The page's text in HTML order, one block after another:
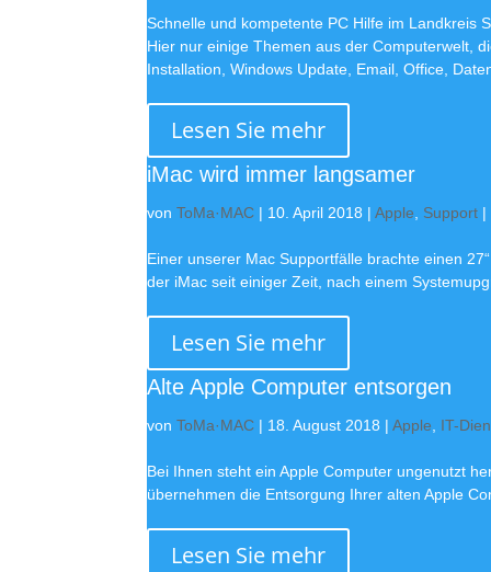
Schnelle und kompetente PC Hilfe im Landkreis
Hier nur einige Themen aus der Computerwelt,
Installation, Windows Update, Email, Office,
Lesen Sie mehr
iMac wird immer langsamer
vonToMa·MAC | 10. April 2018 |Apple Support |
Einer unserer Mac Supportfälle brachte einen
der iMac seit einiger Zeit, nach einem
Lesen Sie mehr
Alte Apple Computer entsorgen
vonToMa·MAC | 18. August 2018 |Apple IT-
Bei Ihnen steht ein Apple Computer ungenutzt
übernehmen die Entsorgung Ihrer alten Apple
Lesen Sie mehr